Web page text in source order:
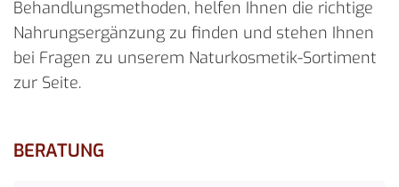
Behandlungsmethoden, helfen Ihnen die richtige
Nahrungsergänzung zu finden und stehen Ihnen
bei Fragen zu unserem Naturkosmetik-Sortiment
zur Seite.
BERATUNG